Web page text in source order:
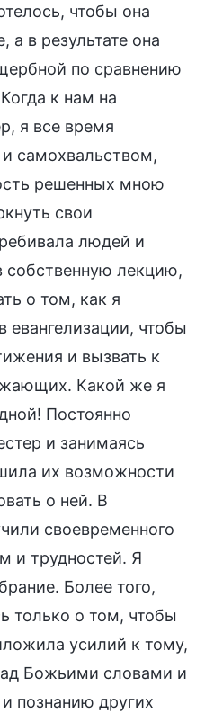
чтобы она
а в результате она
по сравнению
к нам на
я все время
самохвальством,
решенных мною
свои
людей и
собственную лекцию,
о том, как я
евангелизации, чтобы
и вызвать к
Какой же я
Постоянно
и занимаясь
их возможности
о ней. В
своевременного
и трудностей. Я
Более того,
только о том, чтобы
усилий к тому,
Божьими словами и
познанию других